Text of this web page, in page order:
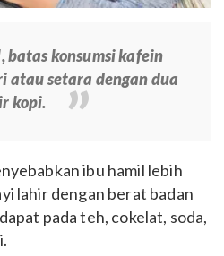
batas konsumsi kafein
atau setara dengan dua
kopi.
ibu hamil lebih
lahir dengan berat badan
pada teh, cokelat, soda,